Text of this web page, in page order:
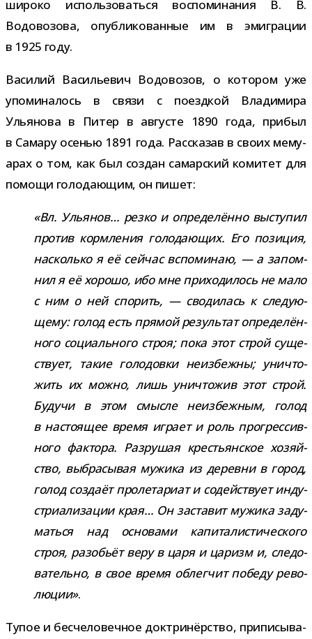
широко исполь­зо­ваться вос­по­ми­на­ния В. В.
Водовозова, опуб­ли­ко­ван­ные им в эми­гра­ции
в 1925 году.
Василий Васильевич Водовозов, о кото­ром уже
упо­ми­на­лось в связи с поезд­кой Владимира
Ульянова в Питер в авгу­сте 1890 года, при­был
в Самару осе­нью 1891 года. Рассказав в своих мему­
а­рах о том, как был создан самар­ский коми­тет для
помощи голо­да­ю­щим, он пишет:
«Вл. Ульянов… резко и опре­де­лённо высту­пил
про­тив корм­ле­ния голо­да­ю­щих. Его пози­ция,
насколько я её сей­час вспо­ми­наю, — а запом­
нил я её хорошо, ибо мне при­хо­ди­лось не мало
с ним о ней спо­рить, — сво­ди­лась к сле­ду­ю­
щему: голод есть пря­мой резуль­тат опре­де­лён­
ного соци­аль­ного строя; пока этот строй суще­
ствует, такие голо­довки неиз­бежны; уни­что­
жить их можно, лишь уни­что­жив этот строй.
Будучи в этом смысле неиз­беж­ным, голод
в насто­я­щее время играет и роль про­грес­сив­
ного фак­тора. Разрушая кре­стьян­ское хозяй­
ство, выбра­сы­вая мужика из деревни в город,
голод создаёт про­ле­та­риат и содей­ствует инду­
стри­а­ли­за­ции края… Он заста­вит мужика заду­
маться над осно­вами капи­та­ли­сти­че­ского
строя, разо­бьёт веру в царя и царизм и, сле­до­
ва­тельно, в свое время облег­чит победу рево­
лю­ции».
Тупое и бес­че­ло­веч­ное док­три­нёр­ство, при­пи­сы­ва­